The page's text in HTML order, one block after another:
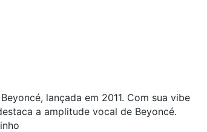
lançada em 2011. Com sua vibe
a amplitude vocal de Beyoncé.